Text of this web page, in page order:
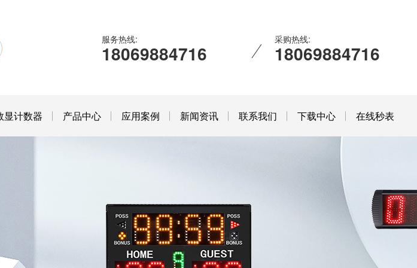
服务热线:
18069884716
采购热线:
18069884716
显计数器 产品中心 应用案例 新闻资讯 联系我们 下载中心 在线秒表